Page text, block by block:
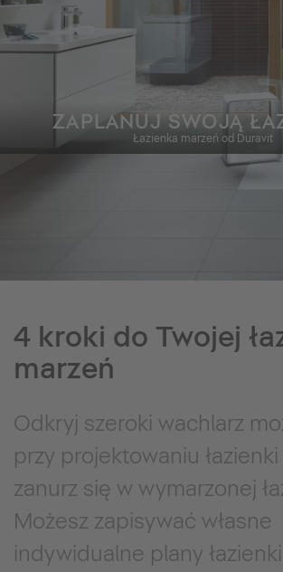
ZAPLANUJ SWOJĄ
Łazienka marzeń od Duravit
4 kroki do Twojej
marzeń
Odkryj szeroki wachlarz
przy projektowaniu
zanurz się w wymarzonej
Możesz zapisywać własne
indywidualne plany